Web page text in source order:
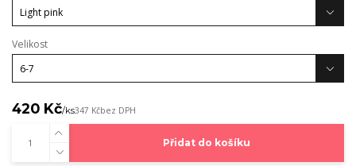
Velikost
420 Kč/ks347 Kčbez DPH
Přidat do košíku